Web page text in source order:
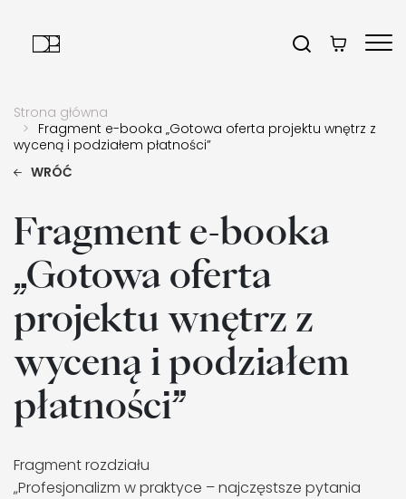
Strona główna
Fragment e-booka „Gotowa oferta projektu wnętrz z
wyceną i podziałem płatności”
WRÓĆ
Fragment e-booka
„Gotowa oferta
projektu wnętrz z
wyceną i podziałem
płatności”
Fragment rozdziału
„Profesjonalizm w praktyce – najczęstsze pytania